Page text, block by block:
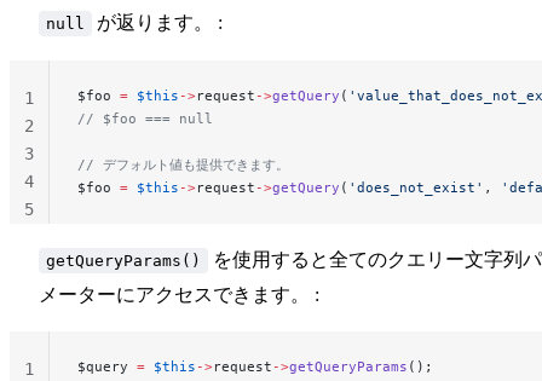
null が返ります。 :
$foo = $this ->request ->getQuery (
// $foo === null
// デフォルト値も提供できます。
$foo = $this ->request ->getQuery ( 'does_not_exist' ,
1
2
3
4
5
getQueryParams()
を使用すると全てのクエリー文字列
メーターにアクセスできます。 :
$query = $this ->request ->getQueryParams ();
1